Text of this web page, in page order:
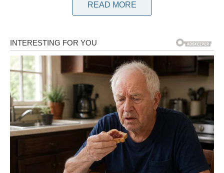
Otopiti kvasac u 100 ml mlake vode da počne dizati. Zatim
READ MORE